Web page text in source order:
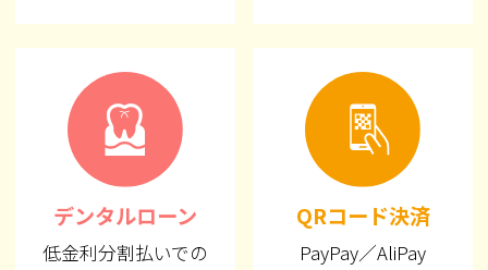
デンタルローン
低金利分割払いでの
QRコード決済
PayPay／AliPay